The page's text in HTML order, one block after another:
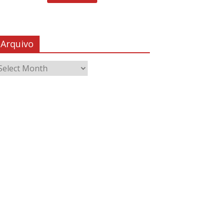
Arquivo